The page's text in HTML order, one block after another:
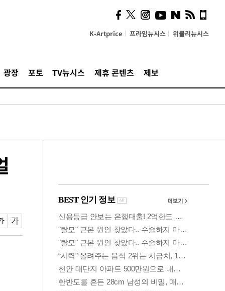
K-Artprice 프라임뉴시스 위클리뉴시스
광장 포토 TV뉴시스 제휴 콘텐츠 제보
시, 스마트폰 액세서리에
NFC 더했다